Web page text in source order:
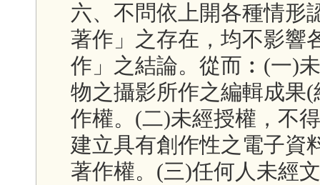
六、不問依上開各種情形
著作」之存在，均不影響
作」之結論。從而︰(一)
物之攝影所作之編輯成果
作權。(二)未經授權，不
建立具有創作性之電子資
著作權。(三)任何人未經